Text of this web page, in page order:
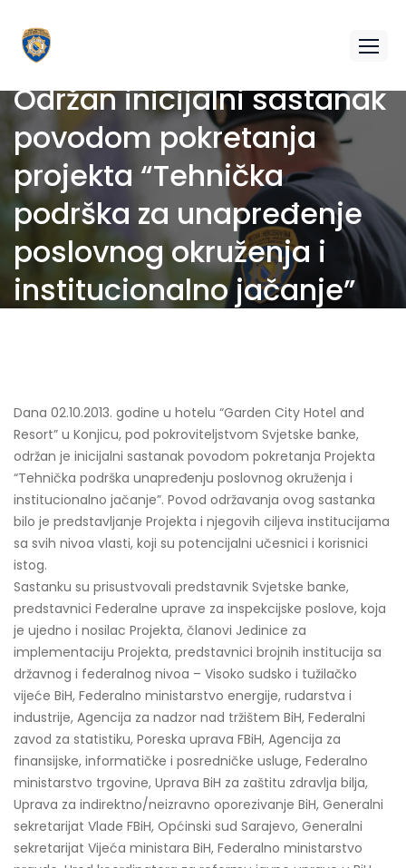
Održan inicijalni sastanak
povodom pokretanja
projekta “Tehnička
podrška za unapređenje
poslovnog okruženja i
institucionalno jačanje”
Dana 02.10.2013. godine u hotelu “Garden City Hotel and
Resort” u Konjicu, pod pokroviteljstvom Svjetske banke,
održan je inicijalni sastanak povodom pokretanja Projekta
“Tehnička podrška unapređenju poslovnog okruženja i
institucionalno jačanje”. Povod održavanja ovog sastanka
bilo je predstavljanje Projekta i njegovih ciljeva institucijama
sa svih nivoa vlasti, koji su potencijalni učesnici i korisnici
istog.
Sastanku su prisustvovali predstavnik Svjetske banke,
predstavnici Federalne uprave za inspekcijske poslove, koja
je ujedno i nosilac Projekta, članovi Jedinice za
implementaciju Projekta, predstavnici brojnih institucija sa
državnog i federalnog nivoa – Visoko sudsko i tužilačko
vijeće BiH, Federalno ministarstvo energije, rudarstva i
industrije, Agencija za nadzor nad tržištem BiH, Federalni
zavod za statistiku, Poreska uprava FBiH, Agencija za
finansijske, informatičke i posredničke usluge, Federalno
ministarstvo trgovine, Uprava BiH za zaštitu zdravlja bilja,
Uprava za indirektno/neizravno oporezivanje BiH, Generalni
sekretarijat Vlade FBiH, Općinski sud Sarajevo, Generalni
sekretarijat Vijeća ministara BiH, Federalno ministarstvo